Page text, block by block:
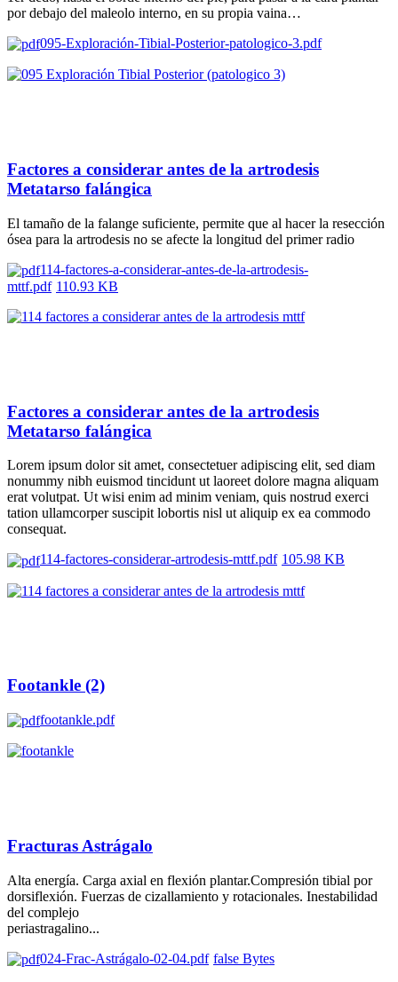
por debajo del maleolo interno, en su propia vaina…
095-Exploración-Tibial-Posterior-patologico-3.pdf
Factores a considerar antes de la artrodesis
Metatarso falángica
El tamaño de la falange suficiente, permite que al hacer la resección
ósea para la artrodesis no se afecte la longitud del primer radio
114-factores-a-considerar-antes-de-la-artrodesis-
mttf.pdf 110.93 KB
Factores a considerar antes de la artrodesis
Metatarso falángica
Lorem ipsum dolor sit amet, consectetuer adipiscing elit, sed diam
nonummy nibh euismod tincidunt ut laoreet dolore magna aliquam
erat volutpat. Ut wisi enim ad minim veniam, quis nostrud exerci
tation ullamcorper suscipit lobortis nisl ut aliquip ex ea commodo
consequat.
114-factores-considerar-artrodesis-mttf.pdf 105.98 KB
Footankle (2)
footankle.pdf
Fracturas Astrágalo
Alta energía. Carga axial en flexión plantar.Compresión tibial por
dorsiflexión. Fuerzas de cizallamiento y rotacionales. Inestabilidad
del complejo
periastragalino...
024-Frac-Astrágalo-02-04.pdf false Bytes